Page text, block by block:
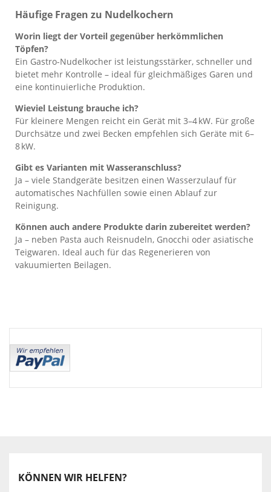
Häufige Fragen zu Nudelkochern
Worin liegt der Vorteil gegenüber herkömmlichen
Töpfen?
Ein Gastro-Nudelkocher ist leistungsstärker, schneller und
bietet mehr Kontrolle – ideal für gleichmäßiges Garen und
eine kontinuierliche Produktion.
Wieviel Leistung brauche ich?
Für kleinere Mengen reicht ein Gerät mit 3–4 kW. Für große
Durchsätze und zwei Becken empfehlen sich Geräte mit 6–
8 kW.
Gibt es Varianten mit Wasseranschluss?
Ja – viele Standgeräte besitzen einen Wasserzulauf für
automatisches Nachfüllen sowie einen Ablauf zur
Reinigung.
Können auch andere Produkte darin zubereitet werden?
Ja – neben Pasta auch Reisnudeln, Gnocchi oder asiatische
Teigwaren. Ideal auch für das Regenerieren von
vakuumierten Beilagen.
KÖNNEN WIR HELFEN?